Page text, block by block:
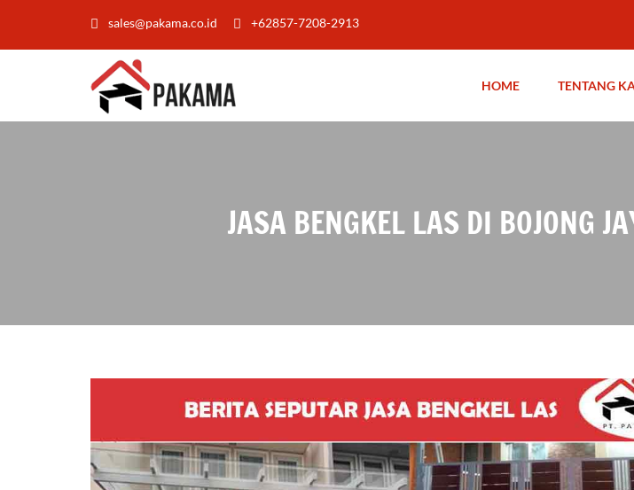
sales@pakama.co.id +62857-7208-2913
HOME TENTANG
JASA BENGKEL LAS DI BOJONG